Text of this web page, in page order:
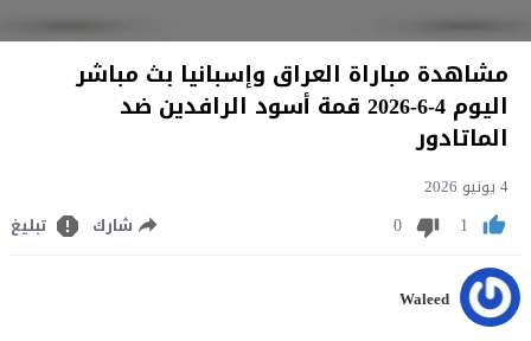
مشاهدة مباراة العراق وإسبانيا بث مباشر
اليوم 4-6-2026 قمة أسود الرافدين ضد
الماتادور
4 يونيو 2026
1
0 شارك تبليغ
Waleed